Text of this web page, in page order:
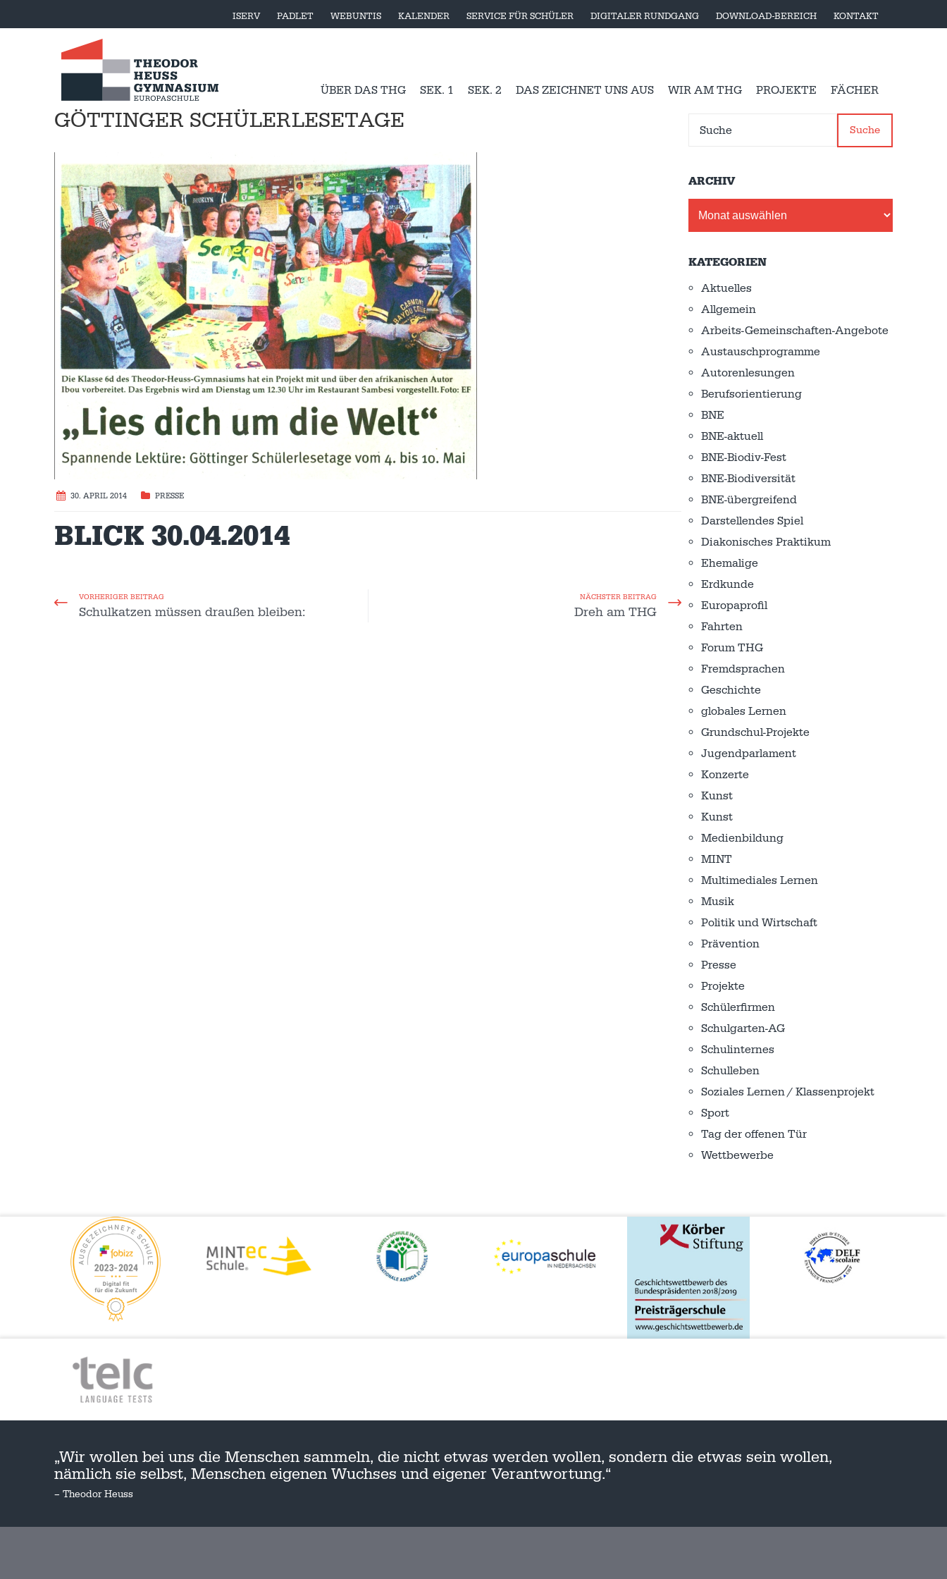
ISERV PADLET WEBUNTIS KALENDER SERVICE FÜR SCHÜLER DIGITALER RUNDGANG DOWNLOAD-BEREICH KONTAKT
ÜBER DAS THG SEK. 1 SEK. 2 DAS ZEICHNET UNS AUS WIR AM THG PROJEKTE FÄCHER
GÖTTINGER SCHÜLERLESETAGE
30. APRIL 2014 PRESSE
BLICK 30.04.2014
VORHERIGER BEITRAG
Schulkatzen müssen draußen bleiben:
NÄCHSTER BEITRAG
Dreh am THG
Suche
ARCHIV
KATEGORIEN
Aktuelles
Allgemein
Arbeits-Gemeinschaften-Angebote
Austausch­programme
Autorenlesungen
Berufsorientierung
BNE
BNE-aktuell
BNE-Biodiv-Fest
BNE-Biodiversität
BNE-übergreifend
Darstellendes Spiel
Diakonisches Praktikum
Ehemalige
Erdkunde
Europaprofil
Fahrten
Forum THG
Fremdsprachen
Geschichte
globales Lernen
Grundschul-Projekte
Jugendparlament
Konzerte
Kunst
Kunst
Medienbildung
MINT
Multimediales Lernen
Musik
Politik und Wirtschaft
Prävention
Presse
Projekte
Schülerfirmen
Schulgarten-AG
Schulinternes
Schulleben
Soziales Lernen / Klassenprojekt
Sport
Tag der offenen Tür
Wettbewerbe
„Wir wollen bei uns die Menschen sammeln, die nicht etwas werden wollen, sondern die etwas sein wollen,
nämlich sie selbst, Menschen eigenen Wuchses und eigener Verantwortung.“
– Theodor Heuss